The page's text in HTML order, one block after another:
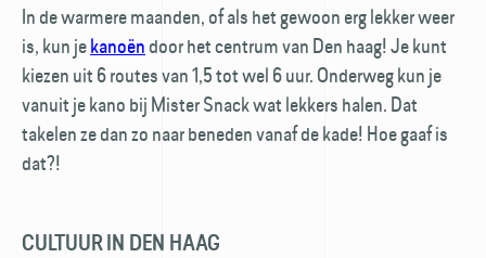
In de warmere maanden, of als het gewoon erg lekker weer
is, kun jekanoën door het centrum van Den haag! Je kunt
kiezen uit 6 routes van 1,5 tot wel 6 uur. Onderweg kun je
vanuit je kano bij Mister Snack wat lekkers halen. Dat
takelen ze dan zo naar beneden vanaf de kade! Hoe gaaf is
dat?!
CULTUUR IN DEN HAAG